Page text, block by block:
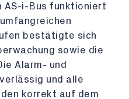
AS-i-Bus funktioniert
bestätigte sich
sowie die
Alarm- und
und alle
korrekt auf dem